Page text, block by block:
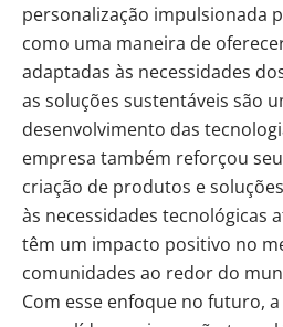
personalização impulsionada
como uma maneira de
adaptadas às necessidades
as soluções sustentáveis são
desenvolvimento das
empresa também reforçou
criação de produtos e
às necessidades tecnológicas
têm um impacto positivo no
comunidades ao redor do
Com esse enfoque no futuro,